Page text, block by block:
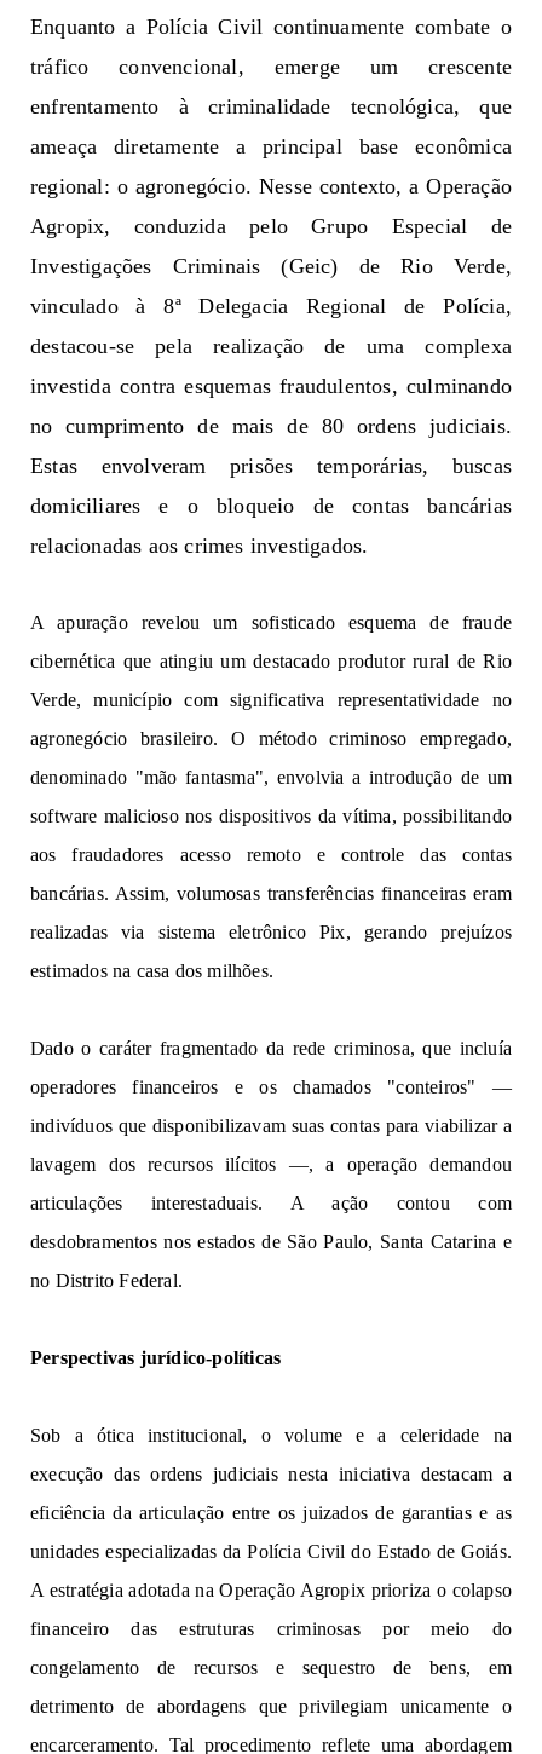
Enquanto a Polícia Civil continuamente combate o
tráfico convencional, emerge um crescente
enfrentamento à criminalidade tecnológica,
que
ameaça diretamente a principal base
regional: o agronegócio. Nesse contexto, a Operação
Agropix, conduzida pelo Grupo Especial de
Investigações Criminais (Geic) de Rio Verde,
destacou-se pela realização de uma complexa
investida contra esquemas fraudulentos, culminando
no cumprimento de mais de 80 ordens judiciais.
Estas envolveram prisões temporárias, buscas
domiciliares e o bloquei
relacionadas aos crimes investigados.
A apuração revelou um sofisticado
cibernética que atingiu um destacado produtor rural de Rio
Verde, município com
agronegócio brasileiro. O método criminoso empregado
denominado "mão fantasma", envolvia a introdução de um
software malicioso nos dispositivos da vítima, possibilitando
aos fraudadores acesso remoto e controle das contas
bancárias. Assim, volumosas transferências financeiras eram
realizadas via sistema eletrônico Pix, gerando prejuízo
estimados na casa dos milhões.
Dadoo caráter fragmentado da rede criminosa,que incluía
operadores financeiros e os chamados "conteiros" —
indivíduos que disponibilizavam suas contas paraviabilizar a
lavagem dos recursos ilícitos —,a operaçãodemandou
articulações interestaduais. Aação contou com
desdobramentos nos estadosde São Paulo, Santa Catarina e
no Distrito Federal.
Perspectivas jurídico-políticas
Sob a ótica institucional, o volume e a celeridade na
execução das ordens judiciais nesta iniciativa destacam a
eficiência da articulação entre os juizados de garantias e as
unidades especializadas da Polícia Civil do Estado de Goiás.
A estratégia adotada na Operação Agropix prioriza o colapso
financeiro das estruturas criminosas por meio do
congelamento de recursos e sequestro de bens, em
detrimento de abordagens que privilegiam unicamente o
encarceramento. Tal procedimento reflete uma abordagem